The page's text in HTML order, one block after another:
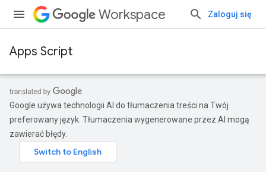
Workspace Zaloguj się
Apps Script
Google używa technologii AI do tłumaczenia treści na Twój
preferowany język. Tłumaczenia wygenerowane przez AI mogą
zawierać błędy.